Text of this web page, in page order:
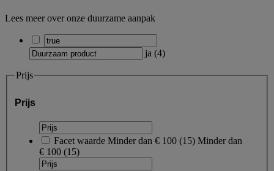
Lees meer over onze duurzame aanpak
ja (4)
Prijs
Prijs
Facet waarde Minder dan € 100 (15) Minder dan
€ 100 (15)